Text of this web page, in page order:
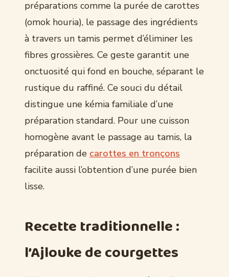
préparations comme la purée de carottes
(omok houria), le passage des ingrédients
à travers un tamis permet d’éliminer les
fibres grossières. Ce geste garantit une
onctuosité qui fond en bouche, séparant le
rustique du raffiné. Ce souci du détail
distingue une kémia familiale d’une
préparation standard. Pour une cuisson
homogène avant le passage au tamis, la
préparation de carottes en tronçons
facilite aussi l’obtention d’une purée bien
lisse.
Recette traditionnelle :
l’Ajlouke de courgettes